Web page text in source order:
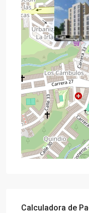
Calculadora de